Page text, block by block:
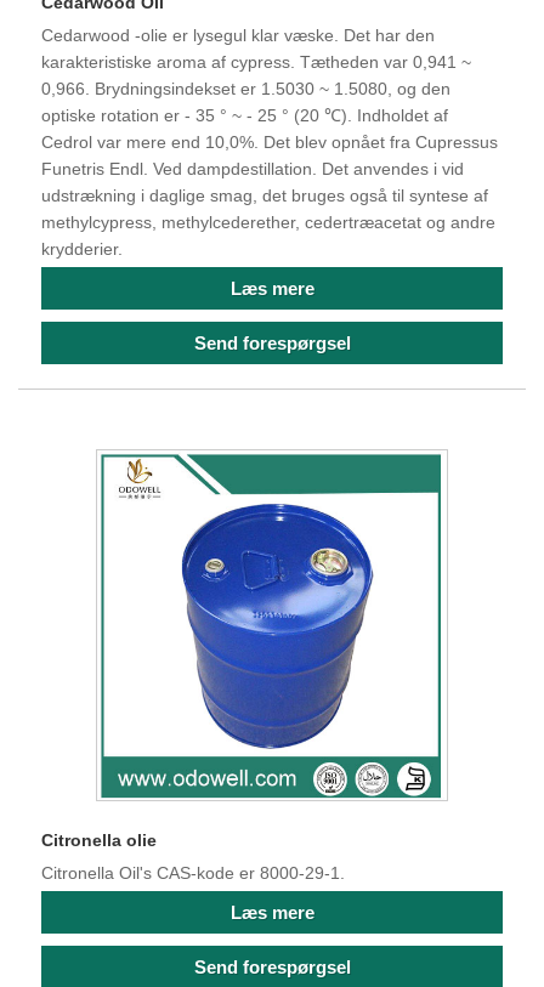
Cedarwood -olie er lysegul klar væske. Det har den
karakteristiske aroma af cypress. Tætheden var 0,941 ~
0,966. Brydningsindekset er 1.5030 ~ 1.5080, og den
optiske rotation er - 35 ° ~ - 25 ° (20 ℃). Indholdet af
Cedrol var mere end 10,0%. Det blev opnået fra Cupressus
Funetris Endl. Ved dampdestillation. Det anvendes i vid
udstrækning i daglige smag, det bruges også til syntese af
methylcypress, methylcederether, cedertræacetat og andre
krydderier.
Læs mere
Send forespørgsel
Citronella olie
Citronella Oil's CAS-kode er 8000-29-1.
Læs mere
Send forespørgsel